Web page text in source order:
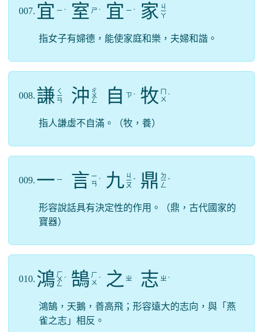
007. 宜 ㄧ ˊ 室 ㄕ ˋ 宜 ㄧ ˊ 家 ㄐ
ㄧ
ㄚ
指女子有婦德，能使家庭和樂，夫婦和諧。
008. 謙 ㄑ
ㄧ
ㄢ 沖 ㄔ
ㄨ
ㄥ 自 ㄗ ˋ 牧 ㄨ ˋ
指人謙虛不自滿。（牧，養）
009. 一 ㄧ 言 ㄧ
ㄢ ˊ 九 ㄐ
ㄧ
ㄡ
ˇ 鼎 ㄉ
ㄧ
ㄥ
ˇ
形容說話具有決定性的作用。（鼎，古代國家的
寶器）
010. 鴻 ㄏ
ㄨ
ㄥ
ˊ 鵠 ㄏ
ㄨ ˊ 之 ㄓ 志 ㄓ ˋ
鴻鵠，天鵝，善高飛；形容遠大的志向，與「燕
雀之志」相反。